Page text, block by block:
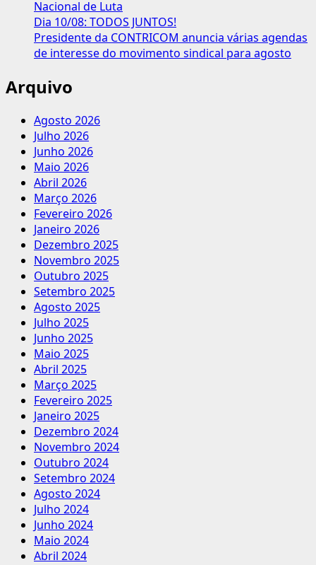
Nacional de Luta
Dia 10/08: TODOS JUNTOS!
Presidente da CONTRICOM anuncia várias agendas
de interesse do movimento sindical para agosto
Arquivo
Agosto 2026
Julho 2026
Junho 2026
Maio 2026
Abril 2026
Março 2026
Fevereiro 2026
Janeiro 2026
Dezembro 2025
Novembro 2025
Outubro 2025
Setembro 2025
Agosto 2025
Julho 2025
Junho 2025
Maio 2025
Abril 2025
Março 2025
Fevereiro 2025
Janeiro 2025
Dezembro 2024
Novembro 2024
Outubro 2024
Setembro 2024
Agosto 2024
Julho 2024
Junho 2024
Maio 2024
Abril 2024